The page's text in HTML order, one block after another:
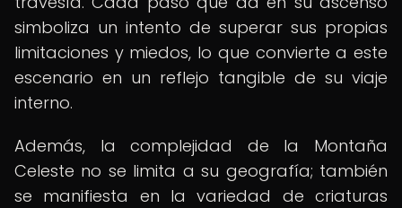
simboliza un intento de superar sus propias
limitaciones y miedos, lo que convierte a este
escenario en un reflejo tangible de su viaje
interno.
Además, la complejidad de la Montaña
Celeste no se limita a su geografía; también
se manifiesta en la variedad de criaturas